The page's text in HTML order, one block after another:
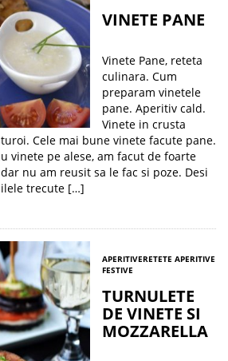
VINETE PANE
Vinete Pane, reteta
culinara. Cum
preparam vinetele
pane. Aperitiv cald.
Vinete in crusta
Cele mai bune vinete facute pane.
vinete pe alese, am facut de foarte
nu am reusit sa le fac si poze. Desi
trecute […]
APERITIVERETETE APERITIVE
FESTIVE
TURNULETE
DE VINETE SI
MOZZARELLA